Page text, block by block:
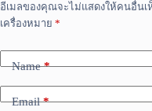
อีเมลของคุณจะไม่แสดงให้คนอื่นเ
เครื่องหมาย *
Name*
Email*